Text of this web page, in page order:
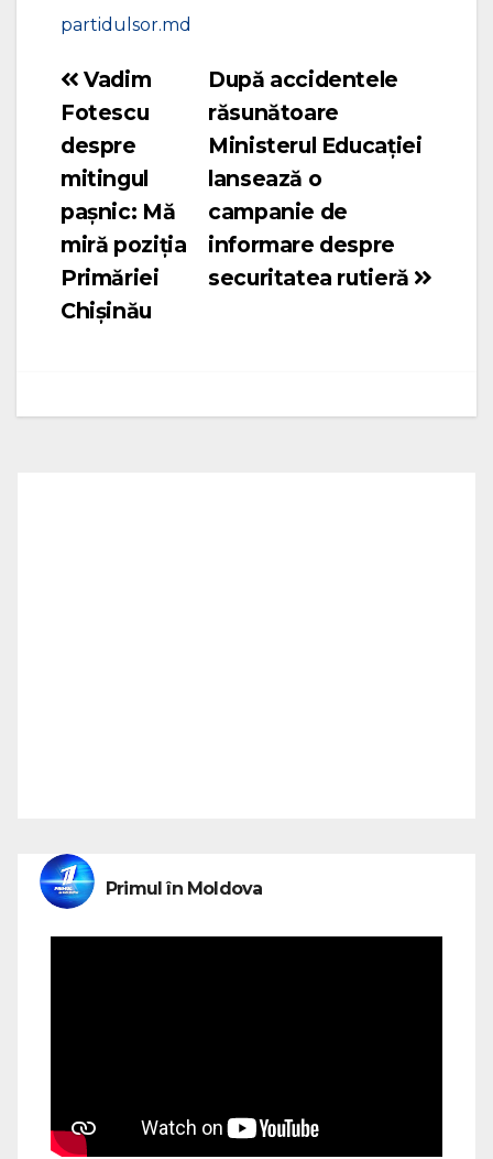
partidulsor.md
Navigare
în
articole
După accidentele
răsunătoare
Ministerul Educației
lansează o
campanie de
informare despre
securitatea rutieră
Vadim
Fotescu
despre
mitingul
pașnic: Mă
miră poziția
Primăriei
Chișinău
Primul în Moldova